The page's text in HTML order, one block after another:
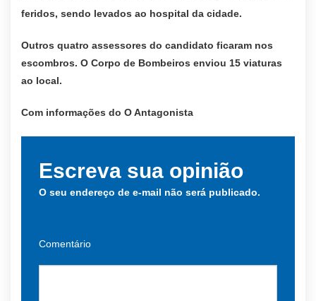
feridos, sendo levados ao hospital da cidade.
Outros quatro assessores do candidato ficaram nos
escombros. O Corpo de Bombeiros enviou 15 viaturas
ao local.
Com informações do O Antagonista
Escreva sua opinião
O seu endereço de e-mail não será publicado.
Comentário